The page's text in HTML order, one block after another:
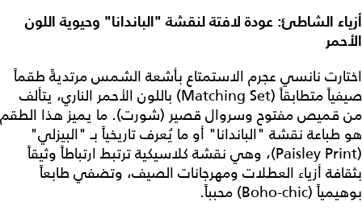
أزياء الشاطئ: عودة لافتة لنقشة "الباندانا" وحيوية اللون
الأحمر
اختارت نانسي عجرم الاستمتاع بأشعة الشمس مرتديةً طقماً
صيفياً متطابقاً (Matching Set) باللون الأحمر الناري، يتألف
من قميص مفتوح وسروال قصير (شورت). ما يميز هذا الطقم
هو طباعة نقشة "الباندانا" أو ما يُعرف تاريخياً بـ "البيزلي"
(Paisley Print)، وهي نقشة كلاسيكية ترتبط ارتباطاً وثيقاً
بثقافة أزياء العطلات ومهرجانات الصيف، وتضفي طابعاً
بوهيمياً (Boho-chic) محبباً.